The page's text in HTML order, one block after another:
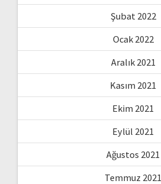
Şubat 2022
Ocak 2022
Aralık 2021
Kasım 2021
Ekim 2021
Eylül 2021
Ağustos 2021
Temmuz 2021